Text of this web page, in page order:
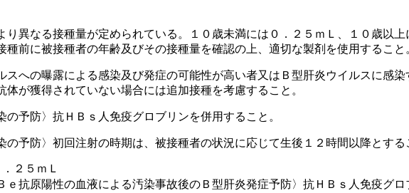
異なる接種量が定められている。１０歳未満には０．２５ｍＬ、１０歳以
前に被接種者の年齢及びその接種量を確認の上、適切な製剤を使用すること
への曝露による感染及び発症の可能性が高い者又はＢ型肝炎ウイルスに感
が獲得されていない場合には追加接種を考慮すること。
予防〉抗ＨＢｓ人免疫グロブリンを併用すること。
予防〉初回注射の時期は、被接種者の状況に応じて生後１２時間以降とす
抗原陽性の血液による汚染事故後のＢ型肝炎発症予防〉抗ＨＢｓ人免疫グロ
２５ｍＬ